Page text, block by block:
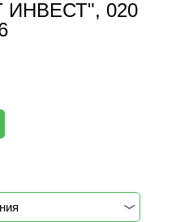
ИНВЕСТ", 020